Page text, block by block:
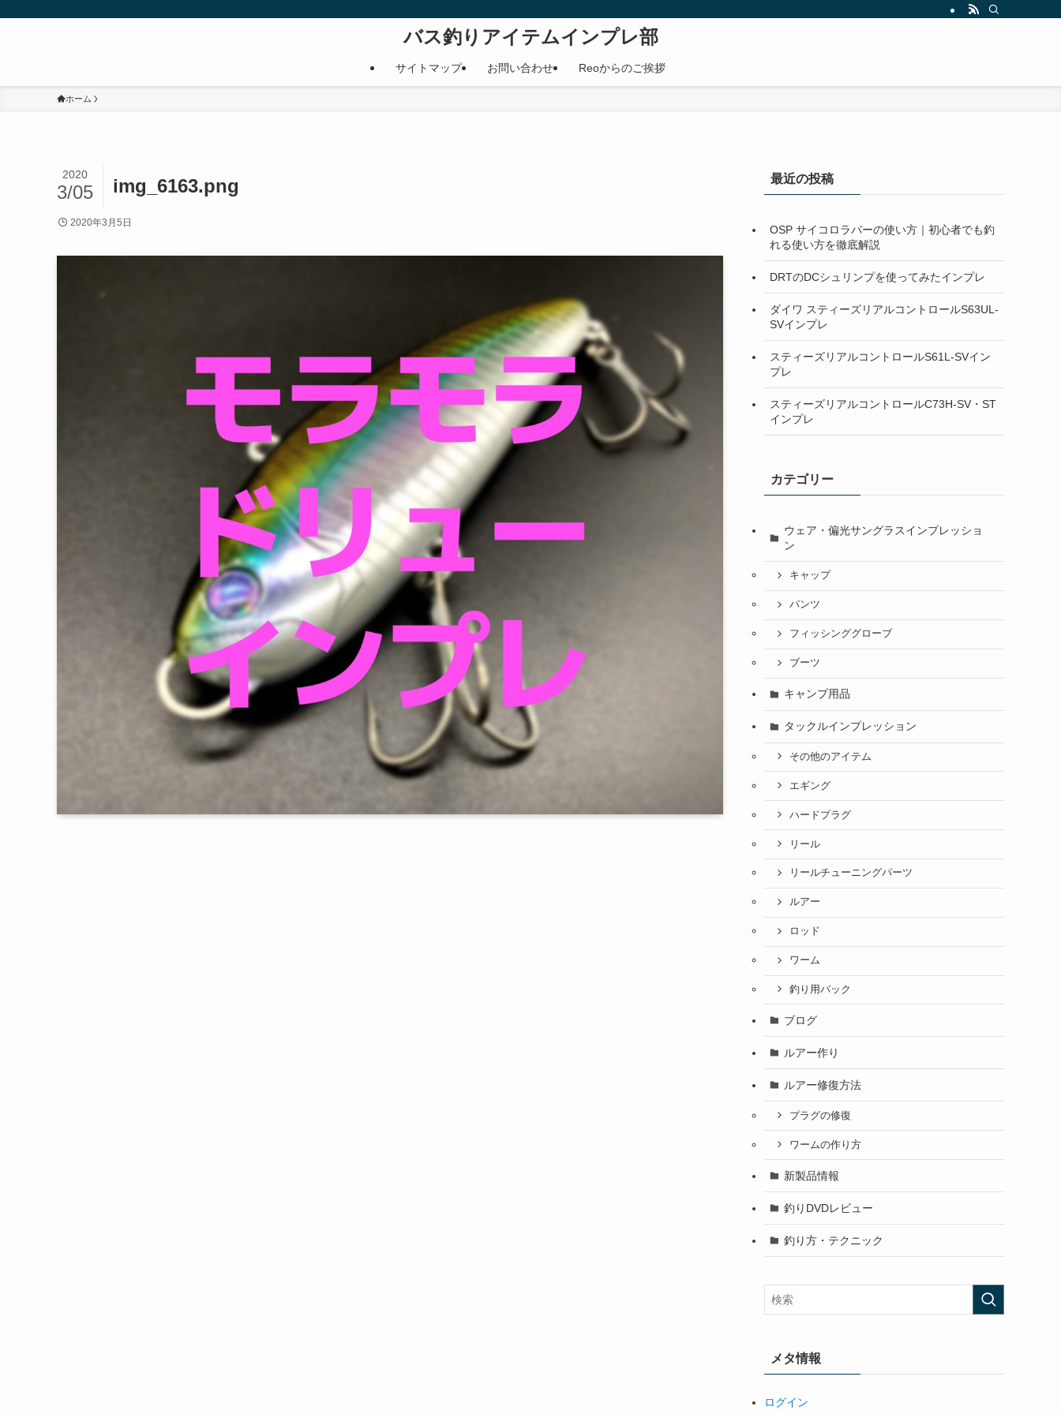
バス釣りアイテムインプレ部
サイトマップ お問い合わせ Reoからのご挨拶
ホーム
img_6163.png
2020
3/05
2020年3月5日
最近の投稿
OSP サイコロラバーの使い方｜初心者でも釣
れる使い方を徹底解説
DRTのDCシュリンプを使ってみたインプレ
ダイワ スティーズリアルコントロールS63UL-
SVインプレ
スティーズリアルコントロールS61L-SVイン
プレ
スティーズリアルコントロールC73H-SV・ST
インプレ
カテゴリー
ウェア・偏光サングラスインプレッショ
ン
キャップ
パンツ
フィッシンググローブ
ブーツ
キャンプ用品
タックルインプレッション
その他のアイテム
エギング
ハードプラグ
リール
リールチューニングパーツ
ルアー
ロッド
ワーム
釣り用バック
ブログ
ルアー作り
ルアー修復方法
プラグの修復
ワームの作り方
新製品情報
釣りDVDレビュー
釣り方・テクニック
メタ情報
ログイン